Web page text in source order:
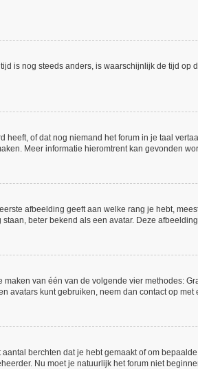
is nog steeds anders, is waarschijnlijk de tijd
of dat nog niemand het forum in je taal
Meer informatie hieromtrent kan gevonden
afbeelding geeft aan welke rang je hebt,
beter bekend als een avatar. Deze
van één van de volgende vier methodes:
avatars kunt gebruiken, neem dan contact op
berchten dat je hebt gemaakt of om
Nu moet je natuurlijk het forum niet